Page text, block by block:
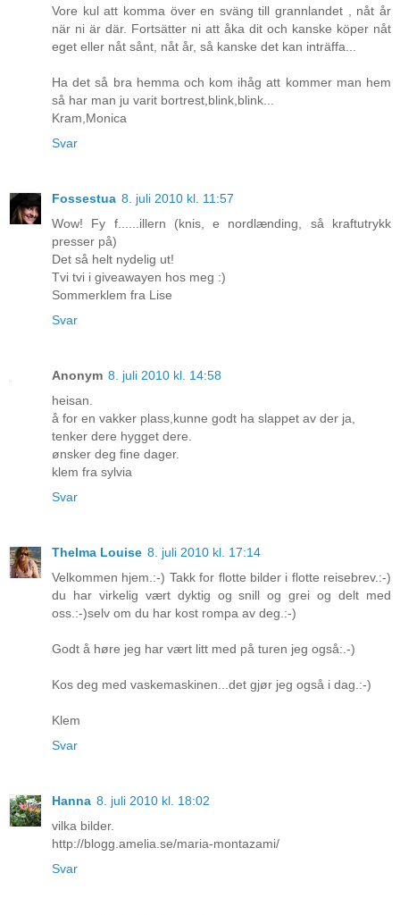
Vore kul att komma över en sväng till grannlandet , nåt år
när ni är där. Fortsätter ni att åka dit och kanske köper nåt
eget eller nåt sånt, nåt år, så kanske det kan inträffa...
Ha det så bra hemma och kom ihåg att kommer man hem
så har man ju varit bortrest,blink,blink...
Kram,Monica
Svar
Fossestua 8. juli 2010 kl. 11:57
Wow! Fy f......illern (knis, e nordlænding, så kraftutrykk
presser på)
Det så helt nydelig ut!
Tvi tvi i giveawayen hos meg :)
Sommerklem fra Lise
Svar
Anonym 8. juli 2010 kl. 14:58
heisan.
å for en vakker plass,kunne godt ha slappet av der ja,
tenker dere hygget dere.
ønsker deg fine dager.
klem fra sylvia
Svar
Thelma Louise 8. juli 2010 kl. 17:14
Velkommen hjem.:-) Takk for flotte bilder i flotte reisebrev.:-)
du har virkelig vært dyktig og snill og grei og delt med
oss.:-)selv om du har kost rompa av deg.:-)
Godt å høre jeg har vært litt med på turen jeg også:.-)
Kos deg med vaskemaskinen...det gjør jeg også i dag.:-)
Klem
Svar
Hanna 8. juli 2010 kl. 18:02
vilka bilder.
http://blogg.amelia.se/maria-montazami/
Svar